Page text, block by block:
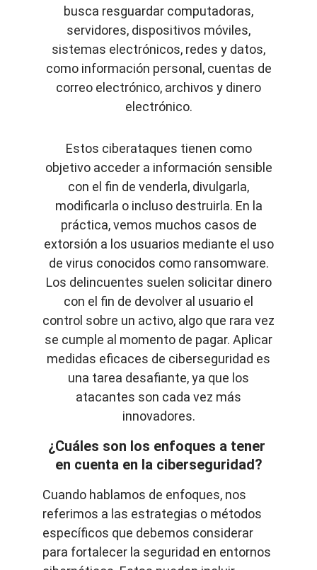
busca resguardar computadoras,
servidores, dispositivos móviles,
sistemas electrónicos, redes y datos,
como información personal, cuentas de
correo electrónico, archivos y dinero
electrónico.
Estos ciberataques tienen como
objetivo acceder a información sensible
con el fin de venderla, divulgarla,
modificarla o incluso destruirla. En la
práctica, vemos muchos casos de
extorsión a los usuarios mediante el uso
de virus conocidos como ransomware.
Los delincuentes suelen solicitar dinero
con el fin de devolver al usuario el
control sobre un activo, algo que rara vez
se cumple al momento de pagar. Aplicar
medidas eficaces de ciberseguridad es
una tarea desafiante, ya que los
atacantes son cada vez más
innovadores.
¿Cuáles son los enfoques a tener
en cuenta en la ciberseguridad?
Cuando hablamos de enfoques, nos
referimos a las estrategias o métodos
específicos que debemos considerar
para fortalecer la seguridad en entornos